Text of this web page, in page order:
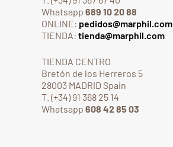
Whatsapp 689 10 20 88
ONLINE: pedidos@marphil.com
TIENDA: tienda@marphil.com
TIENDA CENTRO
Bretón de los Herreros 5
28003 MADRID Spain
T. (+34) 91 368 25 14
Whatsapp 608 42 85 03